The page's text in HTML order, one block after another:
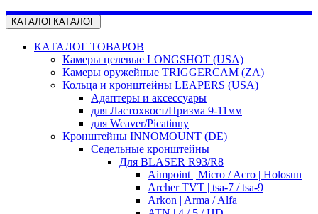
КАТАЛОГКАТАЛОГ
КАТАЛОГ ТОВАРОВ
Камеры целевые LONGSHOT (USA)
Камеры оружейные TRIGGERCAM (ZA)
Кольца и кронштейны LEAPERS (USA)
Адаптеры и аксессуары
для Ластохвост/Призма 9-11мм
для Weaver/Picatinny
Кронштейны INNOMOUNT (DE)
Седельные кронштейны
Для BLASER R93/R8
Aimpoint | Micro / Acro | Holosun
Archer TVT | tsa-7 / tsa-9
Arkon | Arma / Alfa